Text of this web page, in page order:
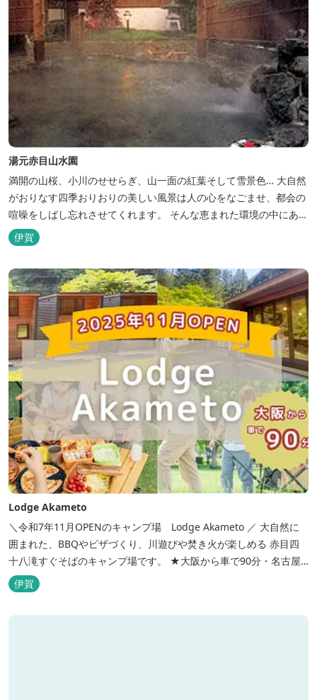
湯元赤目山水園
満開の山桜、小川のせせらぎ、山一面の紅葉そして雪景色… 大自然
がおりなす四季おりおりの美しい風景は人の心をなごませ、都会の
喧噪をしばし忘れさせてくれます。 そんな恵まれた環境の中にあ
る、純和風造りの閑静なたたずまい …それが赤目山水園です。 ま
た、赤目山水園の園内からこんこんと湧き出る天然温泉「赤目温泉
んでいただいておりま...
伊賀
Lodge Akameto
＼令和7年11月OPENのキャンプ場 Lodge Akameto ／ 大自然に
囲まれた、BBQやピザづくり、川遊びや焚き火が楽しめる 赤目四
十八滝すぐそばのキャンプ場です。 ★大阪から車で90分・名古屋
から120分の好アクセス！ ★専用テラス付きバンガローでは、BBQ
をしながら子どもが川遊びをしているのが見れる！ ★Wi-Fiがつな
がります！ ★日帰りBBQや大人数での研修も...
伊賀